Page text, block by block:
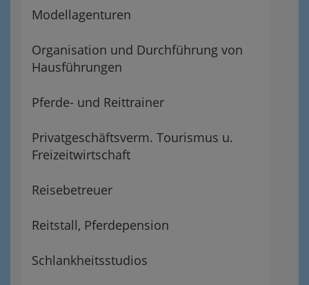
Modellagenturen
Organisation und Durchführung von
Hausführungen
Pferde- und Reittrainer
Privatgeschäftsverm. Tourismus u.
Freizeitwirtschaft
Reisebetreuer
Reitstall, Pferdepension
Schlankheitsstudios